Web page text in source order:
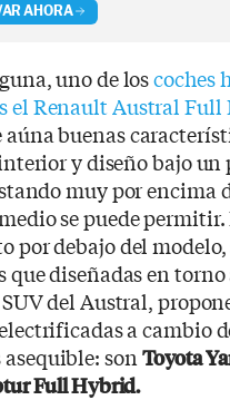
AHORA
uno de loscoches
el Renault Austral
buenas
y diseño bajo un
muy por encima
se puede
por debajo del
diseñadas en torno
del Austral,
a cambio
son Toyota
Full Hybrid.